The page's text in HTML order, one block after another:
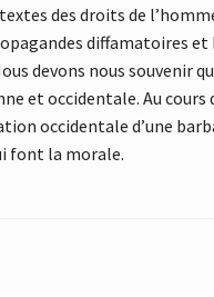
des droits de
diffamatoires et
devons nous souvenir
et occidentale. Au
occidentale d’une
font la morale.